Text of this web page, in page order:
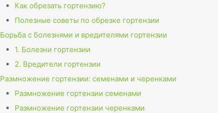
Как обрезать гортензию?
Полезные советы по обрезке гортензии
Борьба с болезнями и вредителями гортензии
1. Болезни гортензии
2. Вредители гортензии
Размножение гортензии: семенами и черенками
Размножение гортензии семенами
Размножение гортензии черенками